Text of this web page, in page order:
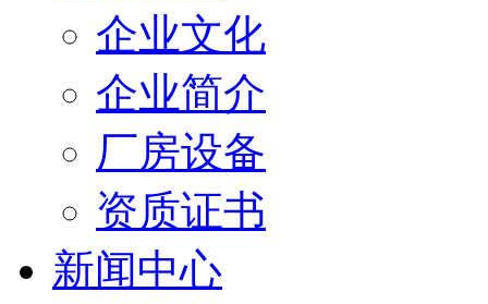
企业文化
企业简介
厂房设备
资质证书
新闻中心